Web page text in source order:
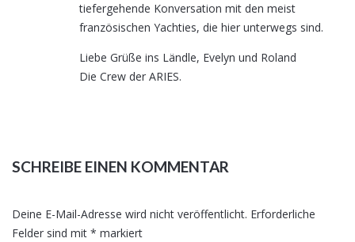
tiefergehende Konversation mit den meist
französischen Yachties, die hier unterwegs sind.
Liebe Grüße ins Ländle, Evelyn und Roland
Die Crew der ARIES.
SCHREIBE EINEN KOMMENTAR
Deine E-Mail-Adresse wird nicht veröffentlicht. Erforderliche
Felder sind mit * markiert